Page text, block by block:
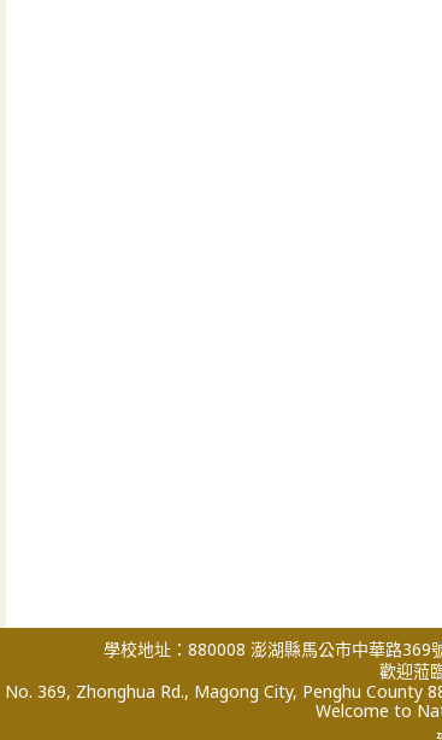
學校地址：880008 澎湖縣馬公市中華路369
歡迎蒞
No. 369, Zhonghua Rd., Magong City, Penghu County
Welcome to